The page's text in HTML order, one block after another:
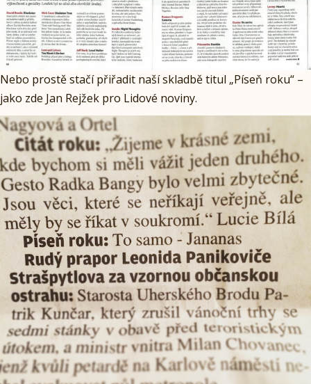
Nebo prostě stačí přiřadit naší skladbě titul „Píseň roku“ –
jako zde Jan Rejžek pro Lidové noviny.